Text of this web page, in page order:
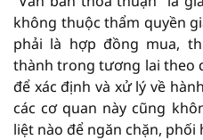
không thuộc thẩm quyền
phải là hợp đồng mua,
thành trong tương lai theo
để xác định và xử lý về
các cơ quan này cũng
liệt nào để ngăn chặn,